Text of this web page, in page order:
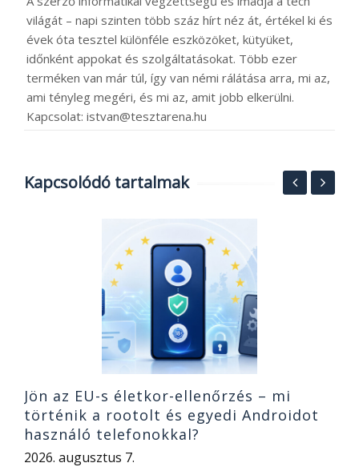
világát – napi szinten több száz hírt néz át, értékel ki és
évek óta tesztel különféle eszközöket, kütyüket,
időnként appokat és szolgáltatásokat. Több ezer
terméken van már túl, így van némi rálátása arra, mi az,
ami tényleg megéri, és mi az, amit jobb elkerülni.
Kapcsolat: istvan@tesztarena.hu
Kapcsolódó tartalmak
Jön az EU-s életkor-ellenőrzés – mi
történik a rootolt és egyedi Androidot
használó telefonokkal?
2026. augusztus 7.